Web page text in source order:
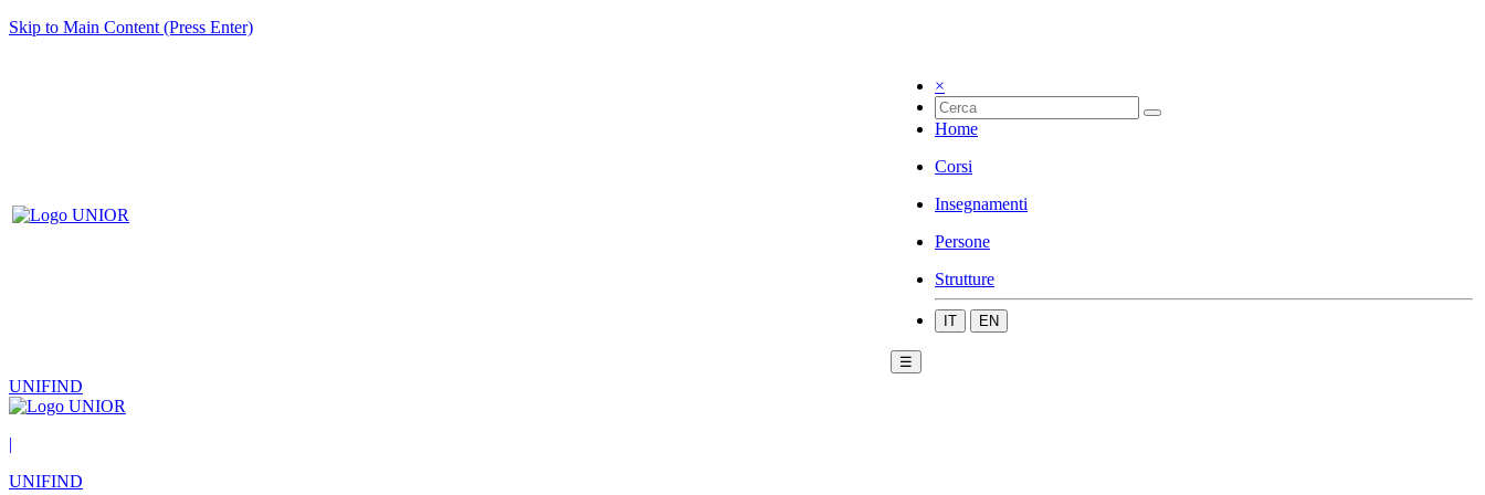
Skip to Main Content (Press Enter)
×
Home
Corsi
Insegnamenti
Persone
Strutture
IT EN
☰
UNIFIND
|
UNIFIND